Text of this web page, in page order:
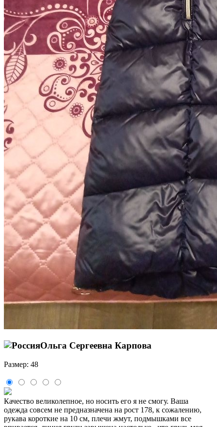
Ольга Сергеевна Карпова
Размер: 48
Качество великолепное, но носить его я не смогу. Ваша
одежда совсем не предназначена на рост 178, к сожалению,
рукава короткие на 10 см, плечи жмут, подмышками все